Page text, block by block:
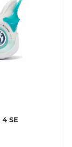
4 SE